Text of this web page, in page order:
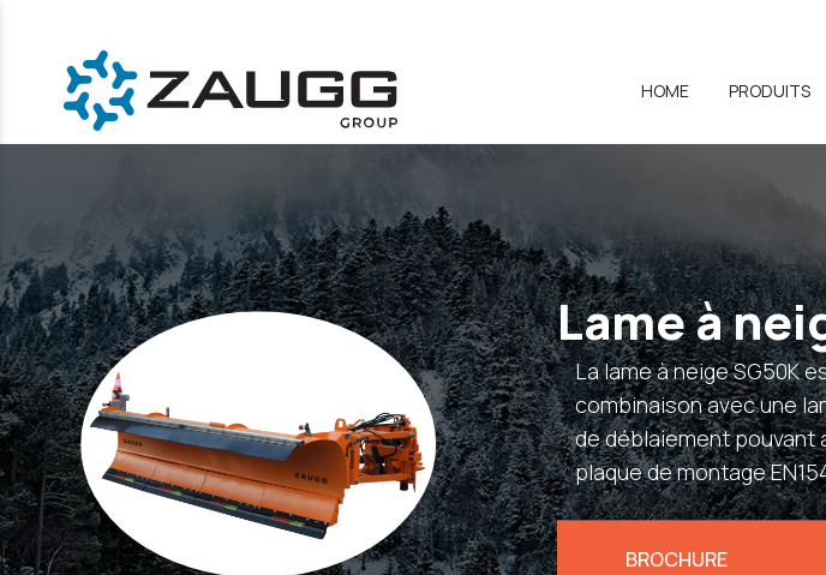
HOME PRODUITS
Lame à
La lame à neige SG50K
combinaison avec une
de déblaiement pouvant
plaque de montage
BROCHURE